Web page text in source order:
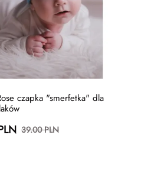
czapka "smerfetka" dla
39.00 PLN